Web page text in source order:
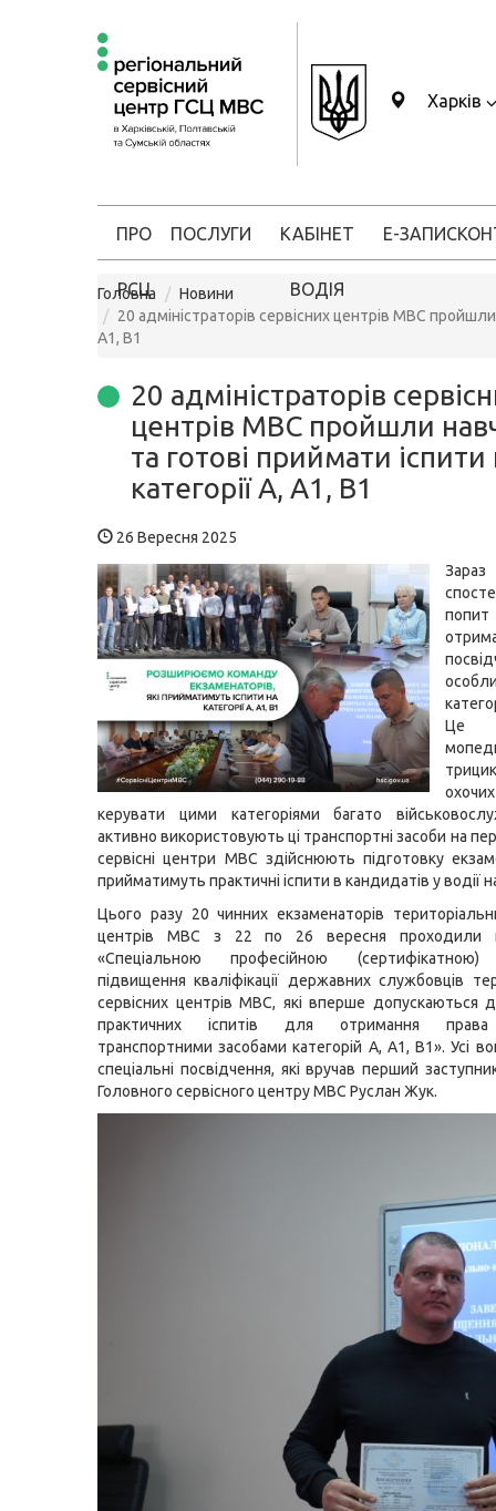
Харків
ПРО
РСЦ
ПОСЛУГИ КАБІНЕТ
ВОДІЯ
Е-ЗАПИС
Головна
Новини
20 адміністраторів сервісних центрів МВС
А1, В1
20 адміністраторів
центрів МВС пройшли
та готові приймати іспити
категорії А, А1, В1
26 Вересня 2025
Зараз
Це
керувати цими категоріями багато
активно використовують ці транспортні засоби на
сервісні центри МВС здійснюють підготовку
прийматимуть практичні іспити в кандидатів у водії на
Цього разу 20 чинних екзаменаторів
центрів МВС з 22 по 26 вересня проходили
«Спеціальною професійною
підвищення кваліфікації державних службовців
сервісних центрів МВС, які вперше допускаються
практичних іспитів для отримання права
транспортними засобами категорій A, A1, B1». Усі
спеціальні посвідчення, які вручав перший
Головного сервісного центру МВС Руслан Жук.